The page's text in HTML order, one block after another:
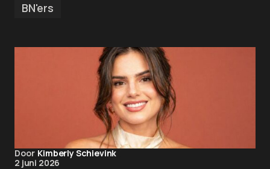
BN'ers
Door Kimberly Schievink
2 juni 2026